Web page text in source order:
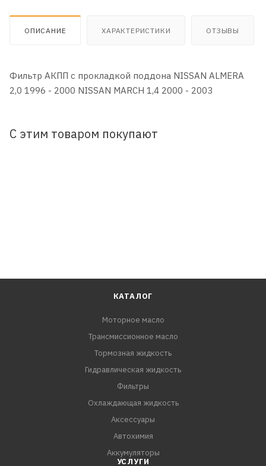
ОПИСАНИЕ ХАРАКТЕРИСТИКИ ОТЗЫВЫ
Фильтр АКПП с прокладкой поддона NISSAN ALMERA
2,0 1996 - 2000 NISSAN MARCH 1,4 2000 - 2003
С этим товаром покупают
КАТАЛОГ
Моторное масло
Трансмиссионное масло
Тормозная жидкость
Гидравлическая жидкость
Фильтры
Охлаждающая жидкость
Аксессуары
Автохимия
Аккумуляторы
УСЛУГИ